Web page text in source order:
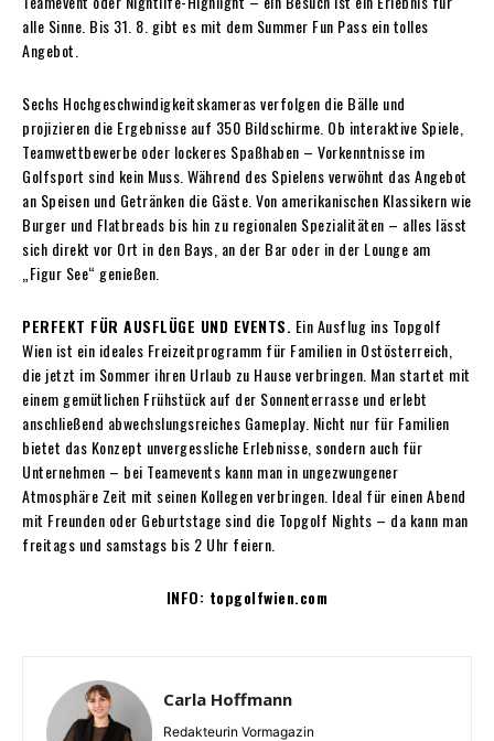
alle Sinne. Bis 31. 8. gibt es mit dem Summer Fun Pass ein tolles
Angebot.
Sechs Hochgeschwindigkeitskameras verfolgen die Bälle und
projizieren die Ergebnisse auf 350 Bildschirme. Ob interaktive Spiele,
Teamwettbewerbe oder lockeres Spaßhaben – Vorkenntnisse im
Golfsport sind kein Muss. Während des Spielens verwöhnt das Angebot
an Speisen und Getränken die Gäste. Von amerikanischen Klassikern wie
Burger und Flatbreads bis hin zu regionalen Spezialitäten – alles lässt
sich direkt vor Ort in den Bays, an der Bar oder in der Lounge am
„Figur See“ genießen.
PERFEKT FÜR AUSFLÜGE UND EVENTS. Ein Ausflug ins Topgolf
Wien ist ein ideales Freizeitprogramm für Familien in Ostösterreich,
die jetzt im Sommer ihren Urlaub zu Hause verbringen. Man startet mit
einem gemütlichen Frühstück auf der Sonnenterrasse und erlebt
anschließend abwechslungsreiches Gameplay. Nicht nur für Familien
bietet das Konzept unvergessliche Erlebnisse, sondern auch für
Unternehmen – bei Teamevents kann man in ungezwungener
Atmosphäre Zeit mit seinen Kollegen verbringen. Ideal für einen Abend
mit Freunden oder Geburtstage sind die Topgolf Nights – da kann man
freitags und samstags bis 2 Uhr feiern.
INFO: topgolfwien.com
Carla Hoffmann
Redakteurin Vormagazin